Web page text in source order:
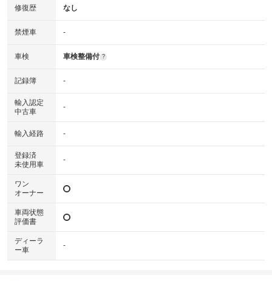
修復歴 なし
禁煙車 -
車検 車検整備付 ?
記録簿 -
輸入認定
中古車
-
輸入経路 -
登録済
未使用車
-
ワン
オーナー
車両状態
評価書
ディーラ
ー車
-